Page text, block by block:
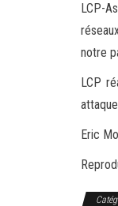
LCP-
notre
LCP
Eric